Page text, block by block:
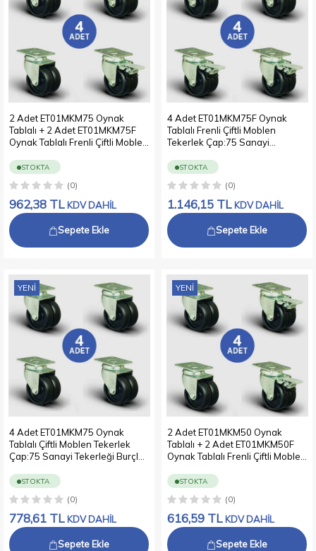
2 Adet ET01MKM75 Oynak
Tablalı + 2 Adet ET01MKM75F
Oynak Tablalı Frenli Çiftli Moblen
Tekerleği Burçlu Oynak Tabla
Bağlantılı Polipropilen İkili Teker
2xET01MKM75+2xET01MKM75F
STOKTA
(0)
962,38 TL KDV DAHİL
Sepete Ekle
4 Adet ET01MKM75F Oynak
Tablalı Frenli Çiftli Moblen
Tekerlek Çap:75 Sanayi
Bağlantılı Polipropilen İkili Teker
4xET01MKM75F
STOKTA
(0)
1.146,15 TL KDV DAHİL
Sepete Ekle
YENI
4 Adet ET01MKM75 Oynak
Tablalı Çiftli Moblen Tekerlek
Çap:75 Sanayi Tekerleği Burçlu
Polipropilen İkili Teker
4xET01MKM75
STOKTA
(0)
778,61 TL KDV DAHİL
Sepete Ekle
YENI
2 Adet ET01MKM50 Oynak
Tablalı + 2 Adet ET01MKM50F
Oynak Tablalı Frenli Çiftli Moblen
Tekerleği Burçlu Oynak Tabla
Bağlantılı Polipropilen İkili Teker
2xET01MKM50+2xET01MKM50F
STOKTA
(0)
616,59 TL KDV DAHİL
Sepete Ekle